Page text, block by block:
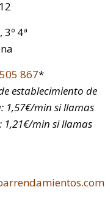
4ª
867*
establecimiento de
1,57€/min si llamas
1,21€/min si llamas